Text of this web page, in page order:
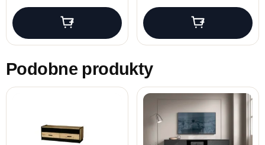
Podobne produkty